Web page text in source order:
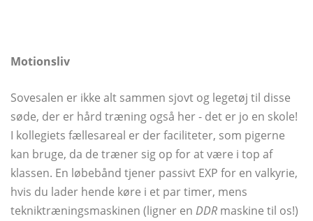
Motionsliv
Sovesalen er ikke alt sammen sjovt og legetøj til disse
søde, der er hård træning også her - det er jo en skole!
I kollegiets fællesareal er der faciliteter, som pigerne
kan bruge, da de træner sig op for at være i top af
klassen. En løbebånd tjener passivt EXP for en valkyrie,
hvis du lader hende køre i et par timer, mens
tekniktræningsmaskinen (ligner en DDR maskine til os!)